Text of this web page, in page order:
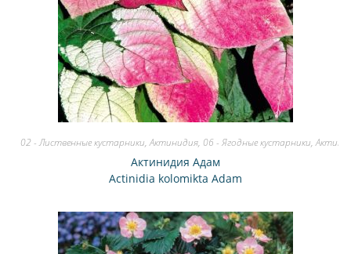
02 - Лиственные кустарники,Актинидия, 06 - Ягодные кустарники,
Актинидия Адам
Actinidia kolomikta Adam